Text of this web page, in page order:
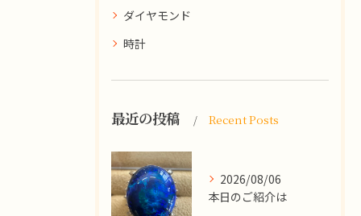
ダイヤモンド
時計
最近の投稿 Recent Posts
2026/08/06
本日のご紹介は